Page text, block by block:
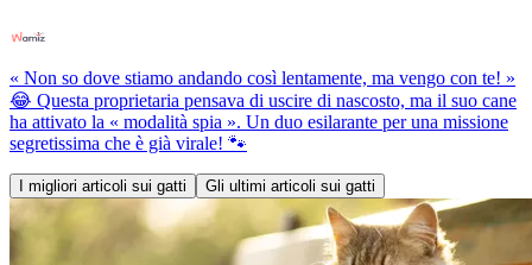
« Non so dove stiamo andando così lentamente, ma vengo con te! »
😂 Questa proprietaria pensava di uscire di nascosto, ma il suo cane
ha attivato la « modalità spia ». Un duo esilarante per una missione
segretissima che è già virale! 🐾
I migliori articoli sui gatti Gli ultimi articoli sui gatti